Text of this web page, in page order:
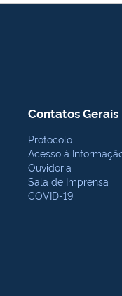
Contatos Gerais
Protocolo
Acesso à
Ouvidoria
Sala de Imprensa
COVID-19